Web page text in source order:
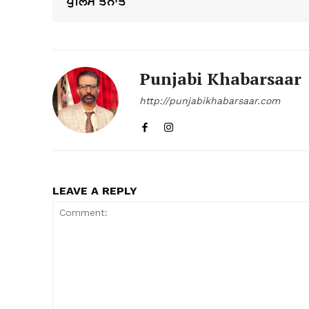
Punjabi Khabarsaar
http://punjabikhabarsaar.com
LEAVE A REPLY